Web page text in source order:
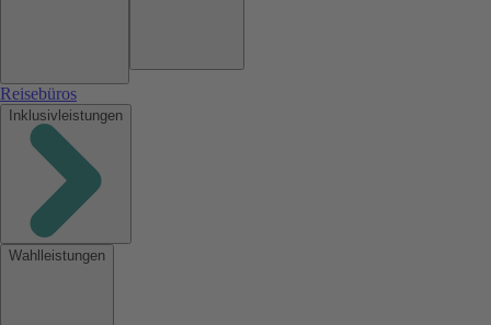
Reisebüros
Inklusivleistungen
Wahlleistungen